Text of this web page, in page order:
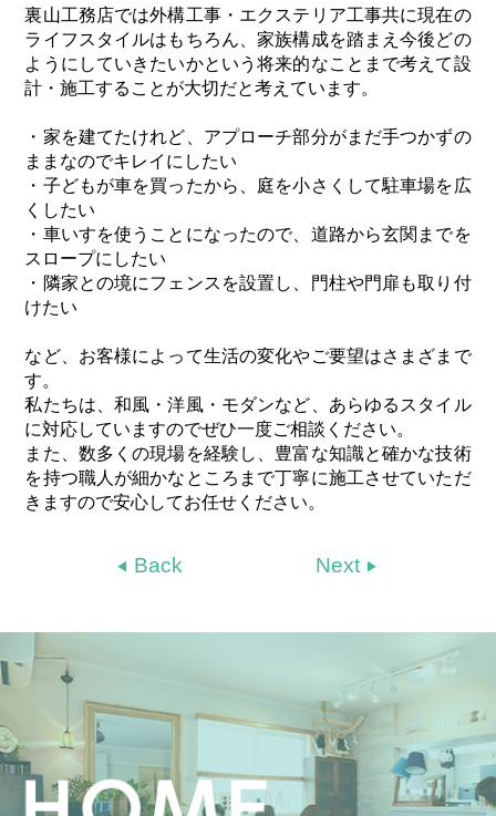
裏山工務店では外構工事・エクステリア工事共に現在の
ライフスタイルはもちろん、家族構成を踏まえ今後どの
ようにしていきたいかという将来的なことまで考えて設
計・施工することが大切だと考えています。
・家を建てたけれど、アプローチ部分がまだ手つかずの
ままなのでキレイにしたい
・子どもが車を買ったから、庭を小さくして駐車場を広
くしたい
・車いすを使うことになったので、道路から玄関までを
スロープにしたい
・隣家との境にフェンスを設置し、門柱や門扉も取り付
けたい
など、お客様によって生活の変化やご要望はさまざまで
す。
私たちは、和風・洋風・モダンなど、あらゆるスタイル
に対応していますのでぜひ一度ご相談ください。
また、数多くの現場を経験し、豊富な知識と確かな技術
を持つ職人が細かなところまで丁寧に施工させていただ
きますので安心してお任せください。
Back Next